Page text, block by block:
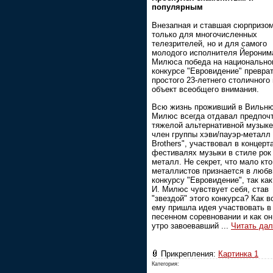
популярным
Внезапная и ставшая
только для многочисленных
телезрителей, но и для самого
молодого исполнителя
Милюса победа на
конкурсе "Евровидение"
простого 23-летнего
объект всеобщего внимания.
Всю жизнь проживший в
Милюс всегда отдавал
тяжелой альтернативной
член группы хэви/пауэр-металл
Brothers", участвовал в
фестивалях музыки в стиле рок
металл. Не секрет, что мало
металлистов признается в
конкурсу "Евровидение", так
И. Милюс чувствует себя, став
"звездой" этого конкурса? Как
ему пришла идея участвовать
песенном соревновании и как
утро завоевавший
Читать
Прикрепления: Картинка 1
Категория: